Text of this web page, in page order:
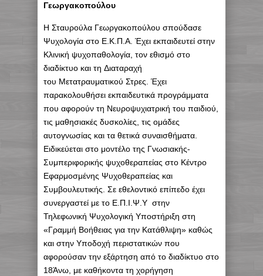
Γεωργακοπούλου
Η Σταυρούλα Γεωργακοπούλου σπούδασε
Ψυχολογία στο Ε.Κ.Π.Α. Έχει εκπαιδευτεί στην
Κλινική ψυχοπαθολογία, τον εθισμό στο
διαδίκτυο και τη Διαταραχή
του Μετατραυματικού Στρες. Έχει
παρακολουθήσει εκπαιδευτικά προγράμματα
που αφορούν τη Νευροψυχιατρική του παιδιού,
τις μαθησιακές δυσκολίες, τις ομάδες
αυτογνωσίας και τα θετικά συναισθήματα.
Ειδικεύεται στο μοντέλο της Γνωσιακής-
Συμπεριφορικής ψυχοθεραπείας στο Κέντρο
Εφαρμοσμένης Ψυχοθεραπείας και
Συμβουλευτικής. Σε εθελοντικό επίπεδο έχει
συνεργαστεί με το Ε.Π.Ι.Ψ.Υ στην
Τηλεφωνική Ψυχολογική Υποστήριξη στη
«Γραμμή Βοήθειας για την Κατάθλιψη» καθώς
και στην Υποδοχή περιστατικών που
αφορούσαν την εξάρτηση από το διαδίκτυο στο
18Άνω, με καθήκοντα τη χορήγηση